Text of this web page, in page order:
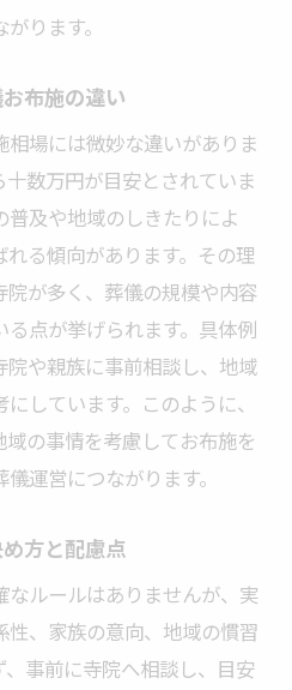
ります。
布施の違い
場には微妙な違いがありま
数万円が目安とされていま
及や地域のしきたりによ
る傾向があります。その理
が多く、葬儀の規模や内容
点が挙げられます。具体例
院や親族に事前相談し、地域
しています。このように、
の事情を考慮してお布施を
運営につながります。
方と配慮点
なルールはありませんが、実
、家族の意向、地域の慣習
事前に寺院へ相談し、目安